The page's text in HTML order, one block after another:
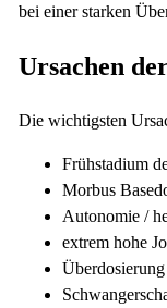
bei einer starken
Ursachen
Die wichtigsten
Frühstadium
Morbus
Autonomie /
extrem hohe